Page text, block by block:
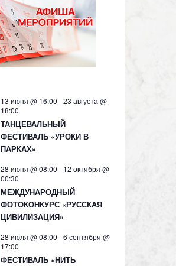
13 июня @ 16:00 -23 августа @
18:00
ТАНЦЕВАЛЬНЫЙ
ФЕСТИВАЛЬ «УРОКИ В
ПАРКАХ»
28 июня @ 08:00 - 12 октября @
00:30
МЕЖДУНАРОДНЫЙ
ФОТОКОНКУРС «РУССКАЯ
ЦИВИЛИЗАЦИЯ»
28 июля @ 08:00 -6 сентября @
17:00
ФЕСТИВАЛЬ «НИТЬ